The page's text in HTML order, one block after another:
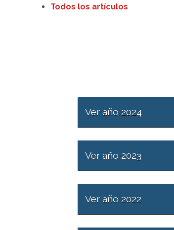
Todos los artículos
Ver año 2024
Ver año 2023
Ver año 2022